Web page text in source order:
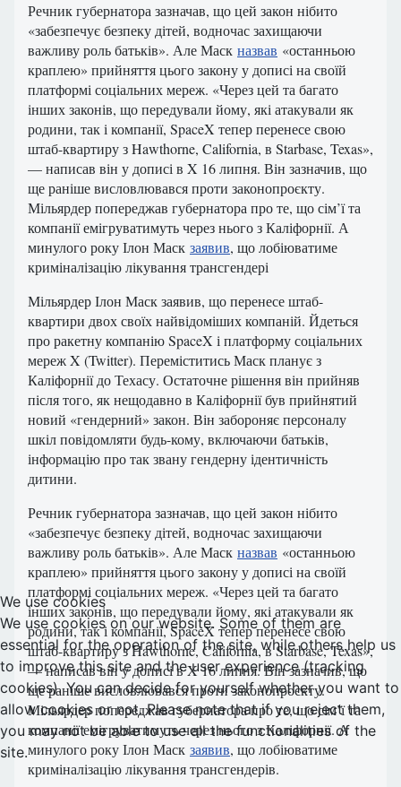
Речник губернатора зазначав, що цей закон нібито
«забезпечує безпеку дітей, водночас захищаючи
важливу роль батьків». Але Маск назвав «останньою
краплею» прийняття цього закону у дописі на своїй
платформі соціальних мереж. «Через цей та багато
інших законів, що передували йому, які атакували як
родини, так і компанії, SpaceX тепер перенесе свою
штаб-квартиру з Hawthorne, California, в Starbase, Texas»,
— написав він у дописі в X 16 липня. Він зазначив, що
ще раніше висловлювався проти законопроєкту.
Мільярдер попереджав губернатора про те, що сім’ї та
компанії емігруватимуть через нього з Каліфорнії. А
минулого року Ілон Маск заявив, що лобіюватиме
криміналізацію лікування трансгендері
Мільярдер Ілон Маск заявив, що перенесе штаб-
квартири двох своїх найвідоміших компаній. Йдеться
про ракетну компанію SpaceX і платформу соціальних
мереж X (Twitter). Переміститись Маск планує з
Каліфорнії до Техасу. Остаточне рішення він прийняв
після того, як нещодавно в Каліфорнії був прийнятий
новий «гендерний» закон. Він забороняє персоналу
шкіл повідомляти будь-кому, включаючи батьків,
інформацію про так звану гендерну ідентичність
дитини.
Речник губернатора зазначав, що цей закон нібито
«забезпечує безпеку дітей, водночас захищаючи
важливу роль батьків». Але Маск назвав «останньою
краплею» прийняття цього закону у дописі на своїй
платформі соціальних мереж. «Через цей та багато
інших законів, що передували йому, які атакували як
родини, так і компанії, SpaceX тепер перенесе свою
штаб-квартиру з Hawthorne, California, в Starbase, Texas»,
— написав він у дописі в X 16 липня. Він зазначив, що
ще раніше висловлювався проти законопроєкту.
Мільярдер попереджав губернатора про те, що сім’ї та
компанії емігруватимуть через нього з Каліфорнії. А
минулого року Ілон Маск заявив, що лобіюватиме
криміналізацію лікування трансгендерів.
We use cookies
We use cookies on our website. Some of them are
essential for the operation of the site, while others help us
to improve this site and the user experience (tracking
cookies). You can decide for yourself whether you want to
allow cookies or not. Please note that if you reject them,
you may not be able to use all the functionalities of the
site.